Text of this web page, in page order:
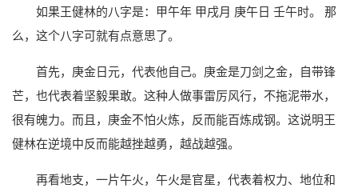
如果王健林的八字是：甲午年 甲戌月 庚午日 壬午时。 那
么，这个八字可就有点意思了。
首先，庚金日元，代表他自己。庚金是刀剑之金，自带锋
芒，也代表着坚毅果敢。这种人做事雷厉风行，不拖泥带水，
很有魄力。而且，庚金不怕火炼，反而能百炼成钢。这说明王
健林在逆境中反而能越挫越勇，越战越强。
再看地支，一片午火，午火是官星，代表着权力、地位和